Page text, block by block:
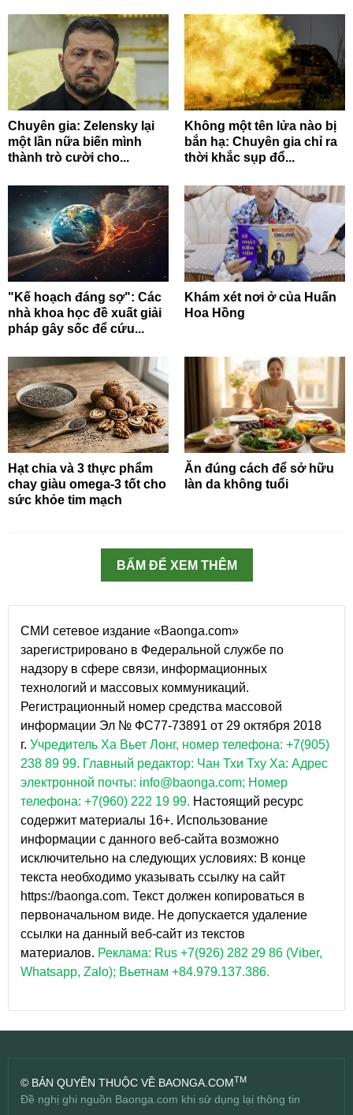
Chuyên gia: Zelensky lại
một lần nữa biến mình
thành trò cười cho...
Không một tên lửa nào bị
bắn hạ: Chuyên gia chỉ ra
thời khắc sụp đổ...
"Kế hoạch đáng sợ": Các
nhà khoa học đề xuất giải
pháp gây sốc để cứu...
Khám xét nơi ở của Huấn
Hoa Hồng
Hạt chia và 3 thực phẩm
chay giàu omega-3 tốt cho
sức khỏe tim mạch
Ăn đúng cách để sở hữu
làn da không tuổi
BẤM ĐỂ XEM THÊM
СМИ сетевое издание «Baonga.com»
зарегистрировано в Федеральной службе по
надзору в сфере связи, информационных
технологий и массовых коммуникаций.
Регистрационный номер средства массовой
информации Эл № ФС77-73891 от 29 октября 2018
г. Учредитель Ха Вьет Лонг, номер телефона: +7(905)
238 89 99. Главный редактор: Чан Тхи Тху Ха: Адрес
электронной почты: info@baonga.com; Номер
телефона: +7(960) 222 19 99. Настоящий ресурс
содержит материалы 16+. Использование
информации с данного веб-сайта возможно
исключительно на следующих условиях: В конце
текста необходимо указывать ссылку на сайт
https://baonga.com. Текст должен копироваться в
первоначальном виде. Не допускается удаление
ссылки на данный веб-сайт из текстов
материалов. Реклама: Rus +7(926) 282 29 86 (Viber,
Whatsapp, Zalo); Вьетнам +84.979.137.386.
© BẢN QUYỀN THUỘC VỀ BAONGA.COMTM
Đề nghị ghi nguồn Baonga.com khi sử dụng lại thông tin